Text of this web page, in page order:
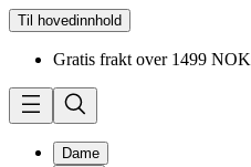
Til hovedinnhold
Gratis frakt over 1499 NOK
Dame